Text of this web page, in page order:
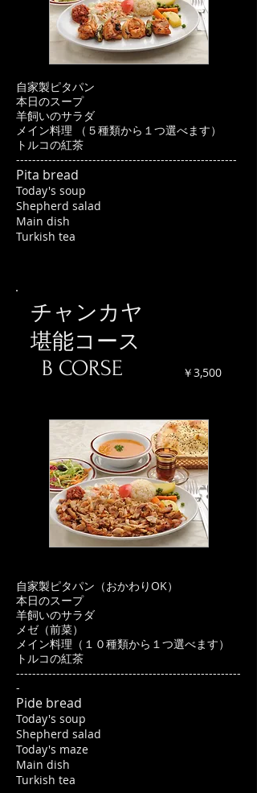
自家製ピタパン
本日のスープ
羊飼いのサラダ
メイン料理 （５種類から１つ選べます）
トルコの紅茶
-------------------------------------------------------
Pita bread
Today's soup
Shepherd salad
Main dish
Turkish tea
チャンカヤ
堪能コース
B CORSE ￥3,500
自家製ピタパン（おかわりOK）
本日のスープ
羊飼いのサラダ
メゼ（前菜）
メイン料理（１０種類から１つ選べます）
トルコの紅茶
--------------------------------------------------------
-
Pide bread
Today's soup
Shepherd salad
Today's maze
Main dish
Turkish tea